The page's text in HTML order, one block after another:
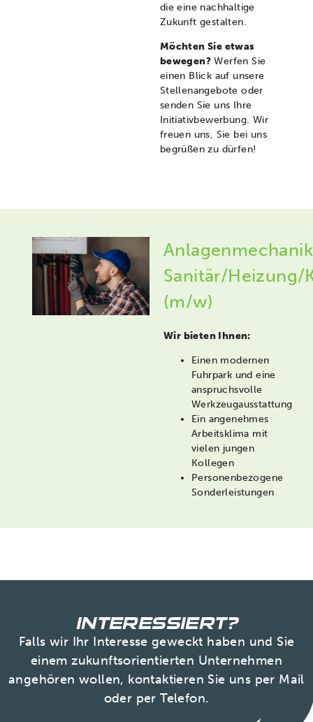
die eine nachhaltige
Zukunft gestalten.
Möchten Sie etwas
bewegen? Werfen Sie
einen Blick auf unsere
Stellenangebote oder
senden Sie uns Ihre
Initiativbewerbung. Wir
freuen uns, Sie bei uns
begrüßen zu dürfen!
Sanitär/Heizung/
(m/w)
Wir bieten Ihnen:
Einen modernen
Fuhrpark und eine
anspruchsvolle
Werkzeugausstattung
Ein angenehmes
Arbeitsklima mit
vielen jungen
Kollegen
Personenbezogene
Sonderleistungen
INTERESSIERT?
Falls wir Ihr Interesse geweckt haben und Sie
einem zukunftsorientierten Unternehmen
angehören wollen, kontaktieren Sie uns per Mail
oder per Telefon.